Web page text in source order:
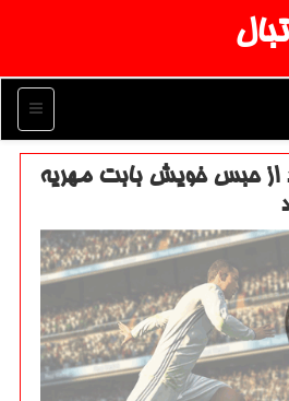
منو
از حبس خویش بابت مهریه